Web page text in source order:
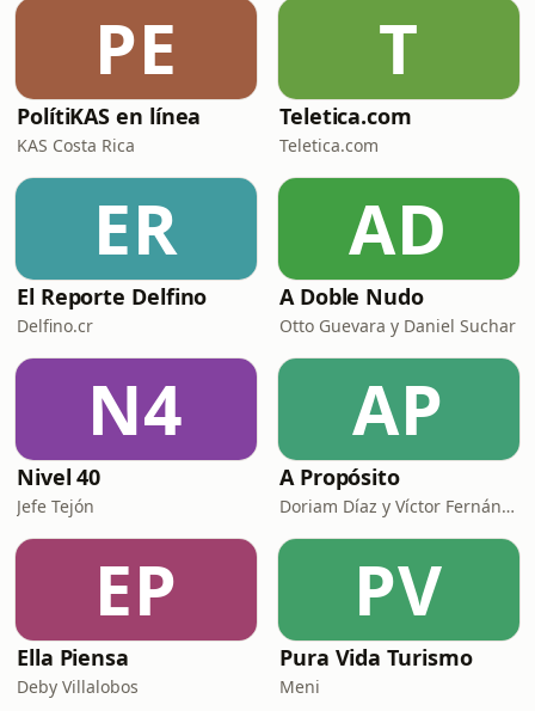
PE
PolítiKAS en línea
KAS Costa Rica
T
Teletica.com
Teletica.com
ER
El Reporte Delfino
Delfino.cr
AD
A Doble Nudo
Otto Guevara y Daniel Suchar
N4
Nivel 40
Jefe Tejón
AP
A Propósito
Doriam Díaz y Víctor Fernández G
EP
Ella Piensa
Deby Villalobos
PV
Pura Vida Turismo
Meni